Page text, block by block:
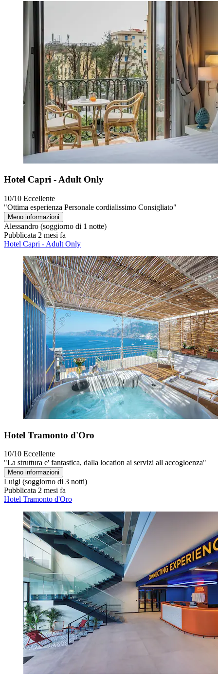
Hotel Capri - Adult Only
10/10 Eccellente
"Ottima esperienza Personale cordialissimo Consigliato"
Meno informazioni
Alessandro (soggiorno di 1 notte)
Pubblicata 2 mesi fa
Hotel Capri - Adult Only
Hotel Tramonto d'Oro
10/10 Eccellente
"La struttura e' fantastica, dalla location ai servizi all accogloenza"
Meno informazioni
Luigi (soggiorno di 3 notti)
Pubblicata 2 mesi fa
Hotel Tramonto d'Oro